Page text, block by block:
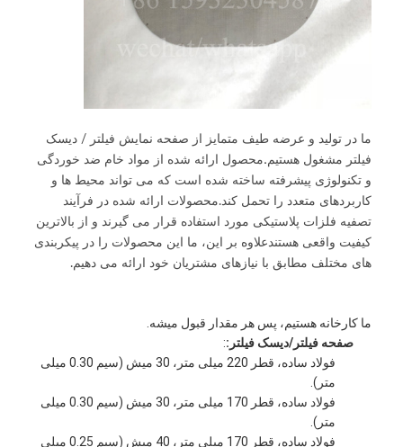
ما در تولید و عرضه طیف متمایز از صفحه نمایش فیلتر / دیسک
فیلتر مشغول هستیم.محصول ارائه شده از مواد خام ضد خوردگی
و تکنولوژی پیشرفته ساخته شده است که می تواند محیط ها و
کاربردهای متعدد را تحمل کند.محصولات ارائه شده در فرآیند
تصفیه فلزات پلاستیکی مورد استفاده قرار می گیرند و از بالاترین
کیفیت واقعی هستندعلاوه بر این، ما این محصولات را در پیکربندی
های مختلف مطابق با نیازهای مشتریان خود ارائه می دهیم.
ما کارخانه هستيم، پس هر مقدار قبول ميشه.
صفحه فیلتر/دیسک فیلتر::
فولاد ساده، قطر 220 میلی متر، 30 میش (سیم 0.30 میلی
متر).
فولاد ساده، قطر 170 میلی متر، 30 میش (سیم 0.30 میلی
متر).
فولاد ساده، قطر 170 میلی متر، 40 میش (سیم 0.25 میلی